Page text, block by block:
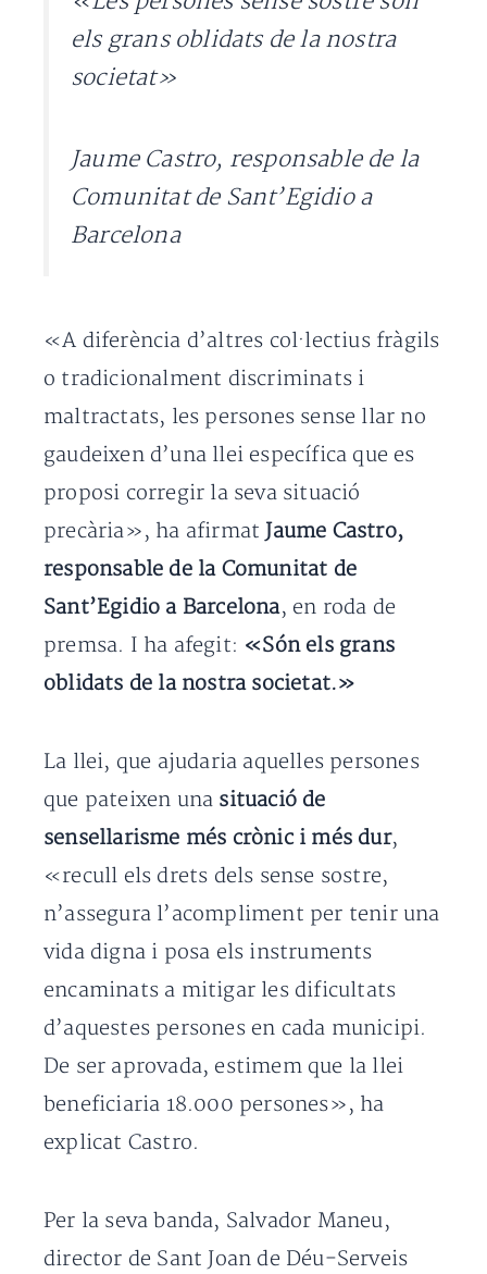
els grans oblidats de la nostra
societat»
Jaume Castro, responsable de la
Comunitat de Sant’Egidio a
Barcelona
«A diferència d’altres col·lectius fràgils
o tradicionalment discriminats i
maltractats, les persones sense llar no
gaudeixen d’una llei específica que es
proposi corregir la seva situació
precària», ha afirmat Jaume Castro,
responsable de la Comunitat de
Sant’Egidio a Barcelona, en roda de
premsa. I ha afegit: «Són els grans
oblidats de la nostra societat.»
La llei, que ajudaria aquelles persones
que pateixen una situació de
sensellarisme més crònic i més dur,
«recull els drets dels sense sostre,
n’assegura l’acompliment per tenir una
vida digna i posa els instruments
encaminats a mitigar les dificultats
d’aquestes persones en cada municipi.
De ser aprovada, estimem que la llei
beneficiaria 18.000 persones», ha
explicat Castro.
Per la seva banda, Salvador Maneu,
director de Sant Joan de Déu-Serveis